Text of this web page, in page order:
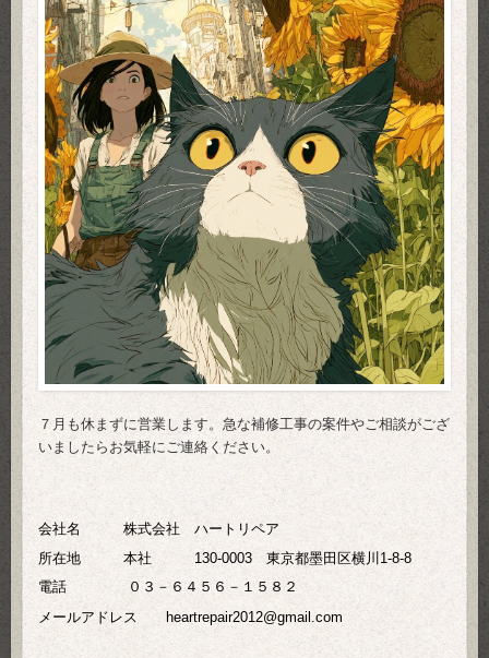
７月も休まずに営業します。急な補修工事の案件やご相談がござ
いましたらお気軽にご連絡ください。
会社名 株式会社 ハートリペア
所在地 本社 130-0003 東京都墨田区横川1-8-8
電話
０３－６４５６－１５８２
メールアドレス heartrepair2012@gmail.com